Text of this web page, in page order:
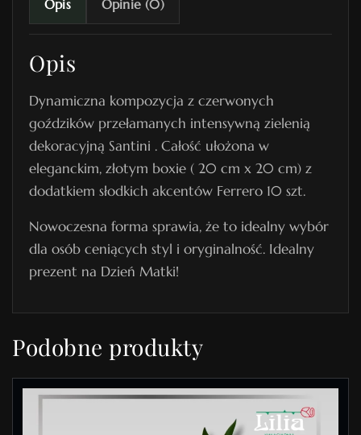
Opis Opinie (0)
Opis
Dynamiczna kompozycja z czerwonych
goździków przełamanych intensywną zielenią
dekoracyjną Santini . Całość ułożona w
eleganckim, złotym boxie ( 20 cm x 20 cm) z
dodatkiem słodkich akcentów Ferrero 10 szt.
Nowoczesna forma sprawia, że to idealny wybór
dla osób ceniących styl i oryginalność. Idealny
prezent na Dzień Matki!
Podobne produkty